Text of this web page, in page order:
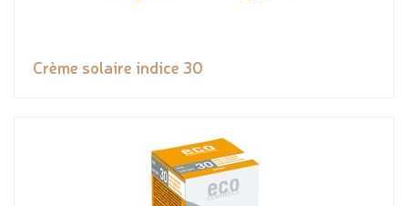
Crème solaire indice 30